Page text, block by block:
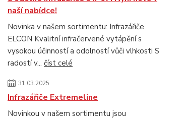
naší nabídce!
Novinka v našem sortimentu: Infrazářiče
ELCON Kvalitní infračervené vytápění s
vysokou účinností a odolností vůči vlhkosti S
radostí v... číst celé
31.03.2025
Infrazářiče Extremeline
Novinkou v našem sortimentu jsou